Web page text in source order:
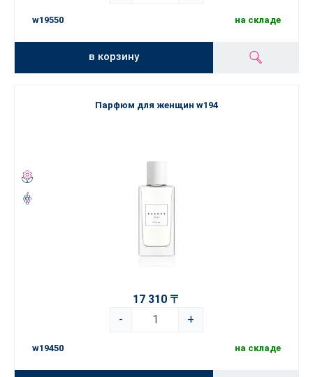
w19550 на складе
в корзину
Парфюм для женщин w194
17 310 〒
-
+
w19450 на складе